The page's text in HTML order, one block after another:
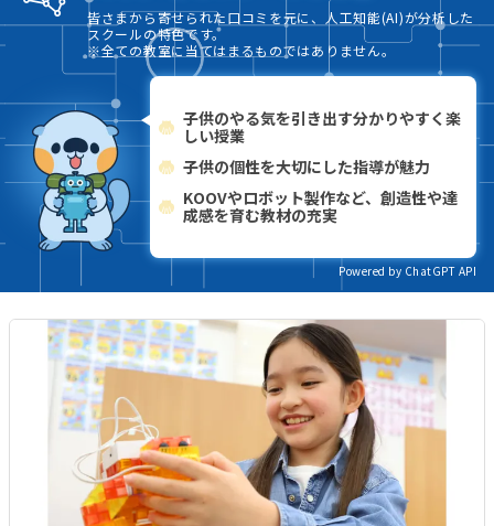
皆さまから寄せられた口コミを元に、人工知能(AI)が分析した
スクールの特色です。
※全ての教室に当てはまるものではありません。
子供のやる気を引き出す分かりやすく楽
しい授業
子供の個性を大切にした指導が魅力
KOOVやロボット製作など、創造性や達
成感を育む教材の充実
Powered by ChatGPT API